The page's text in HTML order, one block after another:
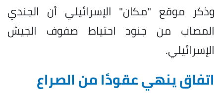
وذكر موقع "مكان" الإسرائيلي أن الجندي
المصاب من جنود احتياط صفوف الجيش
الإسرائيلي.
اتفاق ينهي عقودًا من الصراع